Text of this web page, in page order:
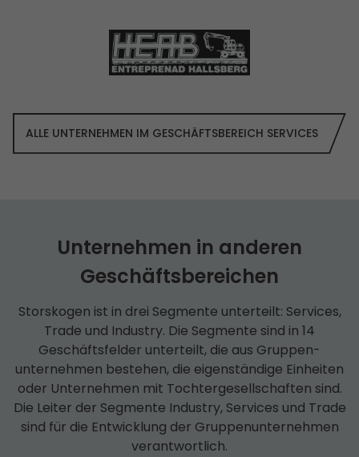
ALLE UNTERNEHMEN IM GESCHÄFTS­BEREICH SERVICES
Unternehmen in anderen
Geschäfts­bereichen
Storskogen ist in drei Segmente unterteilt: Services,
Trade und Industry. Die Segmente sind in 14
Geschäfts­felder unterteilt, die aus Gruppen­
unternehmen bestehen, die eigenständige Einheiten
oder Unternehmen mit Tochter­­gesell­schaften sind.
Die Leiter der Segmente Industry, Services und Trade
sind für die Entwicklung der Gruppen­unternehmen
verantwortlich.